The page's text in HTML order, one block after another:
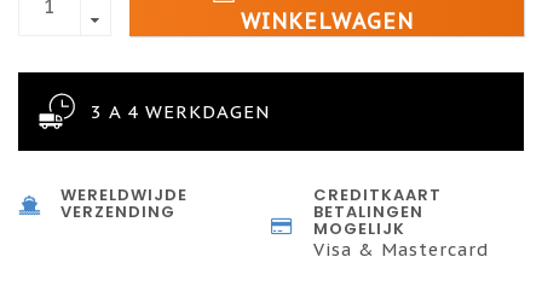
WINKELWAGEN
3 A 4 WERKDAGEN
WERELDWIJDE
VERZENDING
CREDITKAART
BETALINGEN
MOGELIJK
Visa & Mastercard